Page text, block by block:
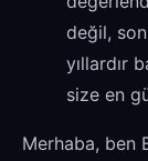
değil, son
yıllardır
size en
Merhaba, ben